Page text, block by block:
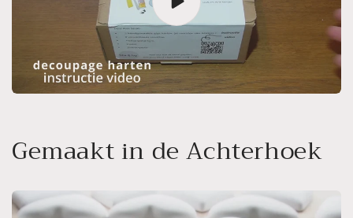
Gemaakt in de Achterhoek